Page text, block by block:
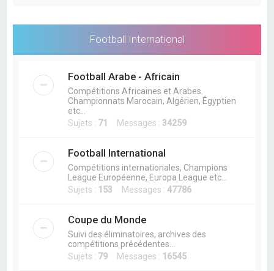
Football International
Football Arabe - Africain
Compétitions Africaines et Arabes.
Championnats Marocain, Algérien, Égyptien
etc...
Sujets : 71 Messages : 34259
Football International
Compétitions internationales, Champions
League Européenne, Europa League etc...
Sujets : 153 Messages :47786
Coupe du Monde
Suivi des éliminatoires, archives des
compétitions précédentes...
Sujets : 79 Messages : 16545